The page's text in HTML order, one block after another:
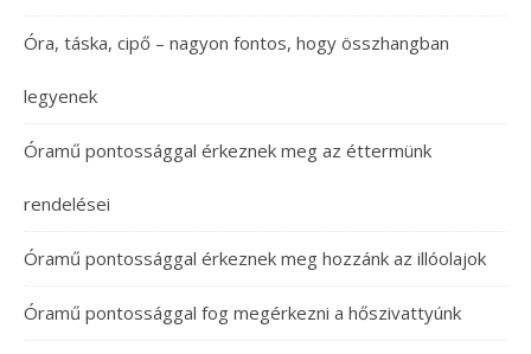
Óra, táska, cipő – nagyon fontos, hogy összhangban
legyenek
Óramű pontossággal érkeznek meg az éttermünk
rendelései
Óramű pontossággal érkeznek meg hozzánk az illóolajok
Óramű pontossággal fog megérkezni a hőszivattyúnk